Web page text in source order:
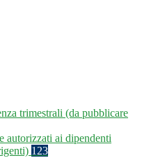
trimestrali (da pubblicare
autorizzati ai dipendenti
123